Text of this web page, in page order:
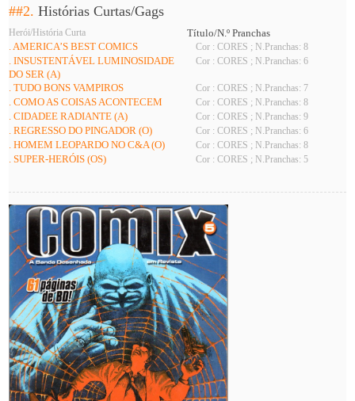
##2.Histórias Curtas/Gags
Herói/História Curta
Título/N.º Pranchas
. AMERICA’S BEST COMICS
Cor : CORES ; N.Pranchas: 8
. INSUSTENTÁVEL LUMINOSIDADE
DO SER (A)
Cor : CORES ; N.Pranchas: 6
. TUDO BONS VAMPIROS Cor : CORES ; N.Pranchas: 7
. COMO AS COISAS ACONTECEM Cor : CORES ; N.Pranchas: 8
. CIDADEE RADIANTE (A) Cor : CORES ; N.Pranchas: 9
. REGRESSO DO PINGADOR (O) Cor : CORES ; N.Pranchas: 6
. HOMEM LEOPARDO NO C&A (O) Cor : CORES ; N.Pranchas: 8
. SUPER-HERÓIS (OS) Cor : CORES ; N.Pranchas: 5